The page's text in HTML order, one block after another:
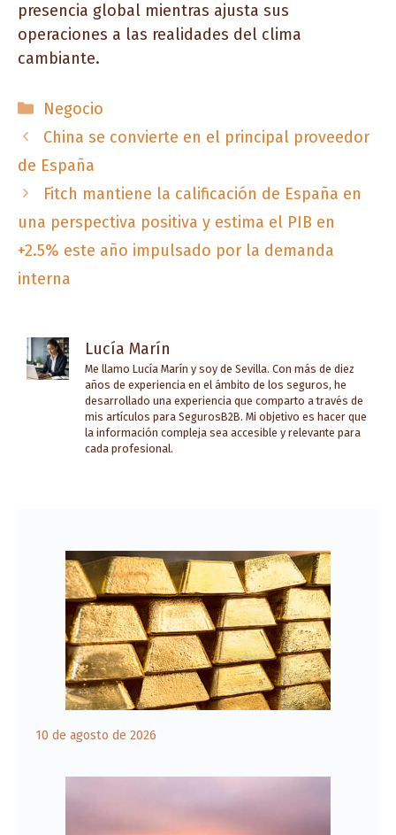
presencia global mientras ajusta sus
operaciones a las realidades del clima
cambiante.
Categorías
Negocio
China se convierte en el principal proveedor
de España
Fitch mantiene la calificación de España en
una perspectiva positiva y estima el PIB en
+2.5% este año impulsado por la demanda
interna
Lucía Marín
Me llamo Lucía Marín y soy de Sevilla. Con más de diez
años de experiencia en el ámbito de los seguros, he
desarrollado una experiencia que comparto a través de
mis artículos para SegurosB2B. Mi objetivo es hacer que
la información compleja sea accesible y relevante para
cada profesional.
10 de agosto de 2026